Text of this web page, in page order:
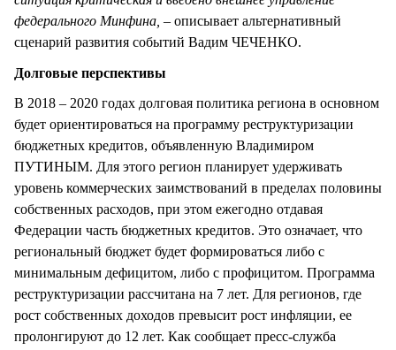
федерального Минфина, – описывает альтернативный
сценарий развития событий Вадим ЧЕЧЕНКО.
Долговые перспективы
В 2018 – 2020 годах долговая политика региона в основном
будет ориентироваться на программу реструктуризации
бюджетных кредитов, объявленную Владимиром
ПУТИНЫМ. Для этого регион планирует удерживать
уровень коммерческих заимствований в пределах половины
собственных расходов, при этом ежегодно отдавая
Федерации часть бюджетных кредитов. Это означает, что
региональный бюджет будет формироваться либо с
минимальным дефицитом, либо с профицитом. Программа
реструктуризации рассчитана на 7 лет. Для регионов, где
рост собственных доходов превысит рост инфляции, ее
пролонгируют до 12 лет. Как сообщает пресс-служба